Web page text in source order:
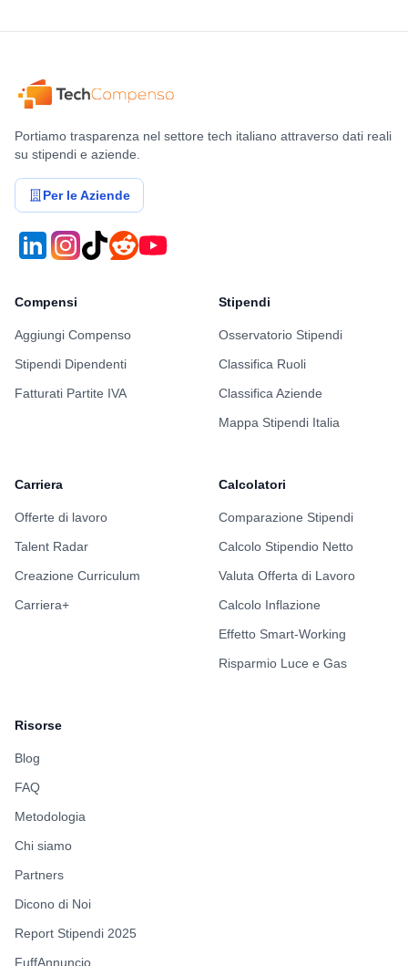
Portiamo trasparenza nel settore tech italiano attraverso dati reali
su stipendi e aziende.
Per le Aziende
Compensi
Aggiungi Compenso
Stipendi Dipendenti
Fatturati Partite IVA
Stipendi
Osservatorio Stipendi
Classifica Ruoli
Classifica Aziende
Mappa Stipendi Italia
Carriera
Offerte di lavoro
Talent Radar
Creazione Curriculum
Carriera+
Calcolatori
Comparazione Stipendi
Calcolo Stipendio Netto
Valuta Offerta di Lavoro
Calcolo Inflazione
Effetto Smart-Working
Risparmio Luce e Gas
Risorse
Blog
FAQ
Metodologia
Chi siamo
Partners
Dicono di Noi
Report Stipendi 2025
FuffAnnuncio